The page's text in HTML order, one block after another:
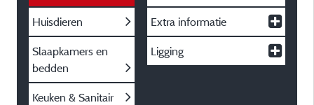
Huisdieren
Slaapkamers en
bedden
Keuken & Sanitair
Extra informatie
Ligging